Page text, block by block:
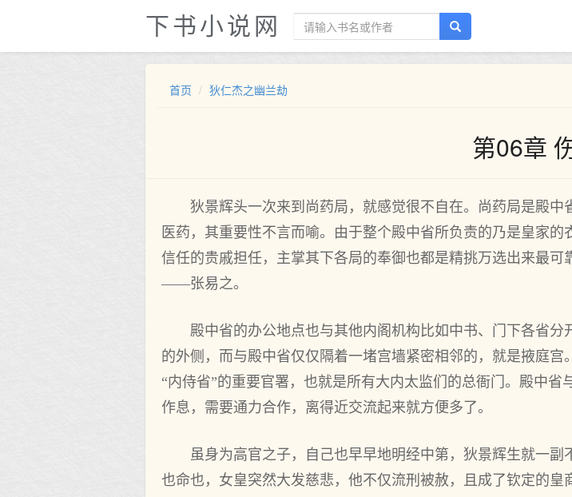
下书小说网
首页 狄仁杰之幽兰劫
第06章
狄景辉头一次来到尚药局，就感觉很不自在。尚药局是殿
医药，其重要性不言而喻。由于整个殿中省所负责的乃是皇家
信任的贵戚担任，主掌其下各局的奉御也都是精挑万选出来最
——张易之。
殿中省的办公地点也与其他内阁机构比如中书、门下各省
的外侧，而与殿中省仅仅隔着一堵宫墙紧密相邻的，就是掖庭
“内侍省”的重要官署，也就是所有大内太监们的总衙门。殿中
作息，需要通力合作，离得近交流起来就方便多了。
虽身为高官之子，自己也早早地明经中第，狄景辉生就一
也命也，女皇突然大发慈悲，他不仅流刑被赦，且成了钦定的